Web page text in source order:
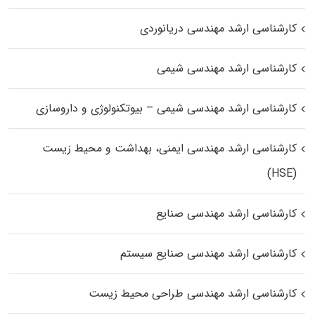
کارشناسی ارشد مهندسی دریانوردی
کارشناسی ارشد مهندسی شیمی
کارشناسی ارشد مهندسی شیمی – بیوتکنولوژی و داروسازی
کارشناسی ارشد مهندسی ایمنی، بهداشت و محیط زیست
(HSE)
کارشناسی ارشد مهندسی صنایع
کارشناسی ارشد مهندسی صنایع سیستم
کارشناسی ارشد مهندسی طراحی محیط زیست